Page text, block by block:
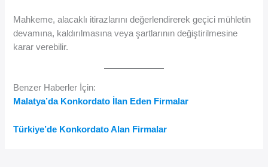
Mahkeme, alacaklı itirazlarını değerlendirerek geçici mühletin
devamına, kaldırılmasına veya şartlarının değiştirilmesine
karar verebilir.
Benzer Haberler İçin:
Malatya’da Konkordato İlan Eden Firmalar
Türkiye’de Konkordato Alan Firmalar